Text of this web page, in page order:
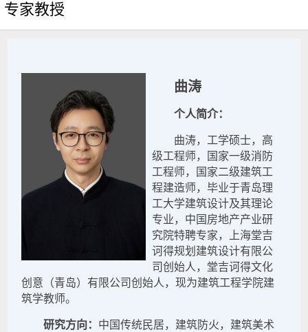
专家教授
曲涛
个人简介：
曲涛，工学硕士，高
级工程师，国家一级消防
工程师，国家二级建筑工
程建造师，毕业于青岛理
工大学建筑设计及其理论
专业，中国房地产产业研
究院特聘专家，上海堂吉
诃得规划建筑设计有限公
司创始人，堂吉诃得文化
创意（青岛）有限公司创始人，现为建筑工程学院建
筑学教师。
研究方向： 中国传统民居，建筑防火，建筑美术